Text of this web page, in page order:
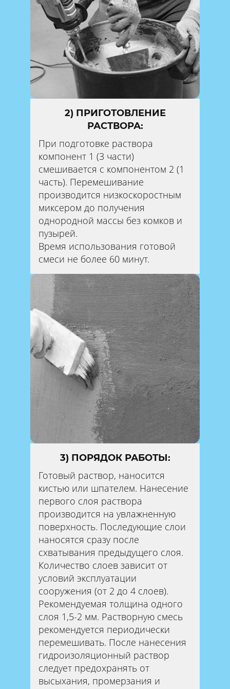
2) ПРИГОТОВЛЕНИЕ
РАСТВОРА:
При подготовке раствора
компонент 1 (3 части)
смешивается с компонентом 2 (1
часть). Перемешивание
производится низкоскоростным
миксером до получения
однородной массы без комков и
пузырей.
Время использования готовой
смеси не более 60 минут.
3) ПОРЯДОК РАБОТЫ:
Готовый раствор, наносится
кистью или шпателем. Нанесение
первого слоя раствора
производится на увлажненную
поверхность. Последующие слои
наносятся сразу после
схватывания предыдущего слоя.
Количество слоев зависит от
условий эксплуатации
сооружения (от 2 до 4 слоев).
Рекомендуемая толщина одного
слоя 1,5-2 мм. Растворную смесь
рекомендуется периодически
перемешивать. После нанесения
гидроизоляционный раствор
следует предохранять от
высыхания, промерзания и